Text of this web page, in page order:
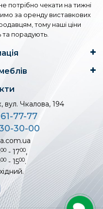
потрібно чекати на тижні
за оренду виставкових
тому наші ціни
порадують.
вул. Чкалова, 194
77-77
30-00
00- 1700,
00- 1500.